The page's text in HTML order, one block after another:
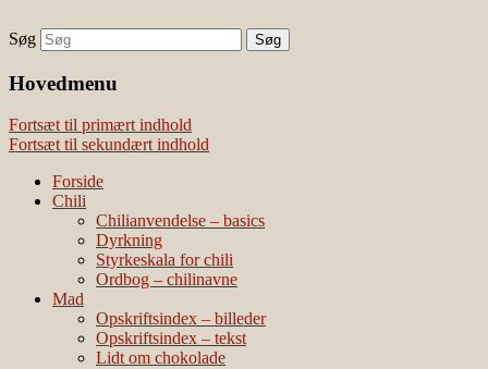
Наши партнеры
лучшие займы
Vivis chili
chili – dyrkning og mad
Søg
Hovedmenu
Fortsæt til primært indhold
Fortsæt til sekundært indhold
Forside
Chili
Chilianvendelse – basics
Dyrkning
Styrkeskala for chili
Ordbog – chilinavne
Mad
Opskriftsindex – billeder
Opskriftsindex – tekst
Lidt om chokolade